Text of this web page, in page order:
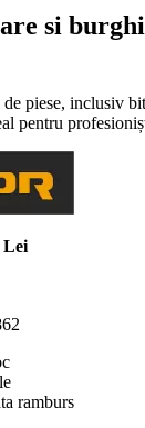
si
piese, inclusiv
pentru
Lei
ramburs